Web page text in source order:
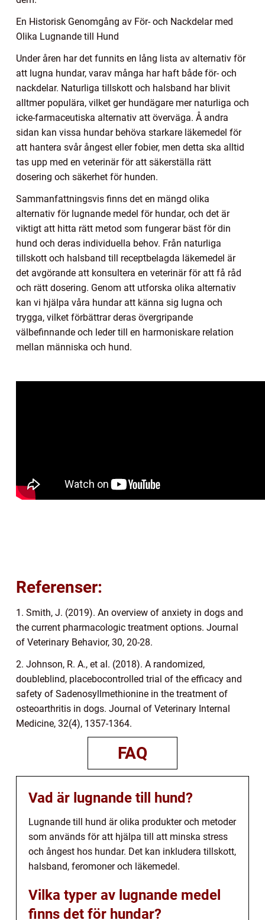
En Historisk Genomgång av För- och Nackdelar med
Olika Lugnande till Hund
Under åren har det funnits en lång lista av alternativ för
att lugna hundar, varav många har haft både för- och
nackdelar. Naturliga tillskott och halsband har blivit
alltmer populära, vilket ger hundägare mer naturliga och
icke-farmaceutiska alternativ att överväga. Å andra
sidan kan vissa hundar behöva starkare läkemedel för
att hantera svår ångest eller fobier, men detta ska alltid
tas upp med en veterinär för att säkerställa rätt
dosering och säkerhet för hunden.
Sammanfattningsvis finns det en mängd olika
alternativ för lugnande medel för hundar, och det är
viktigt att hitta rätt metod som fungerar bäst för din
hund och deras individuella behov. Från naturliga
tillskott och halsband till receptbelagda läkemedel är
det avgörande att konsultera en veterinär för att få råd
och rätt dosering. Genom att utforska olika alternativ
kan vi hjälpa våra hundar att känna sig lugna och
trygga, vilket förbättrar deras övergripande
välbefinnande och leder till en harmoniskare relation
mellan människa och hund.
Referenser:
1. Smith, J. (2019). An overview of anxiety in dogs and
the current pharmacologic treatment options. Journal
of Veterinary Behavior, 30, 20-28.
2. Johnson, R. A., et al. (2018). A randomized,
doubleblind, placebocontrolled trial of the efficacy and
safety of Sadenosyllmethionine in the treatment of
osteoarthritis in dogs. Journal of Veterinary Internal
Medicine, 32(4), 1357-1364.
FAQ
Vad är lugnande till hund?
Lugnande till hund är olika produkter och metoder
som används för att hjälpa till att minska stress
och ångest hos hundar. Det kan inkludera tillskott,
halsband, feromoner och läkemedel.
Vilka typer av lugnande medel
finns det för hundar?